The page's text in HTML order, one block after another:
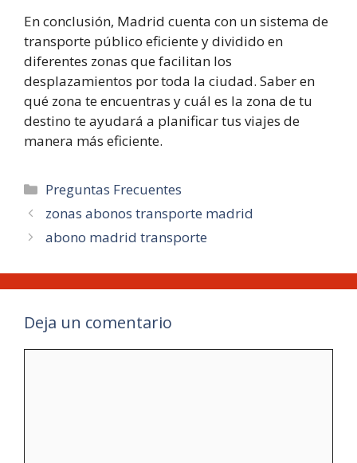
En conclusión, Madrid cuenta con un sistema de
transporte público eficiente y dividido en
diferentes zonas que facilitan los
desplazamientos por toda la ciudad. Saber en
qué zona te encuentras y cuál es la zona de tu
destino te ayudará a planificar tus viajes de
manera más eficiente.
Categorías
Preguntas Frecuentes
zonas abonos transporte madrid
abono madrid transporte
Deja un comentario